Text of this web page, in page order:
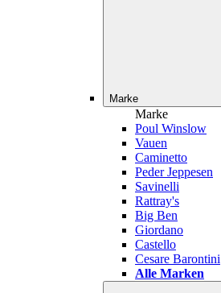
Marke
Marke
Poul Winslow
Vauen
Caminetto
Peder Jeppesen
Savinelli
Rattray's
Big Ben
Giordano
Castello
Cesare Barontini
Alle Marken